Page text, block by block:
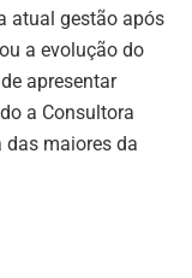
atual gestão após
a evolução do
apresentar
a Consultora
das maiores da